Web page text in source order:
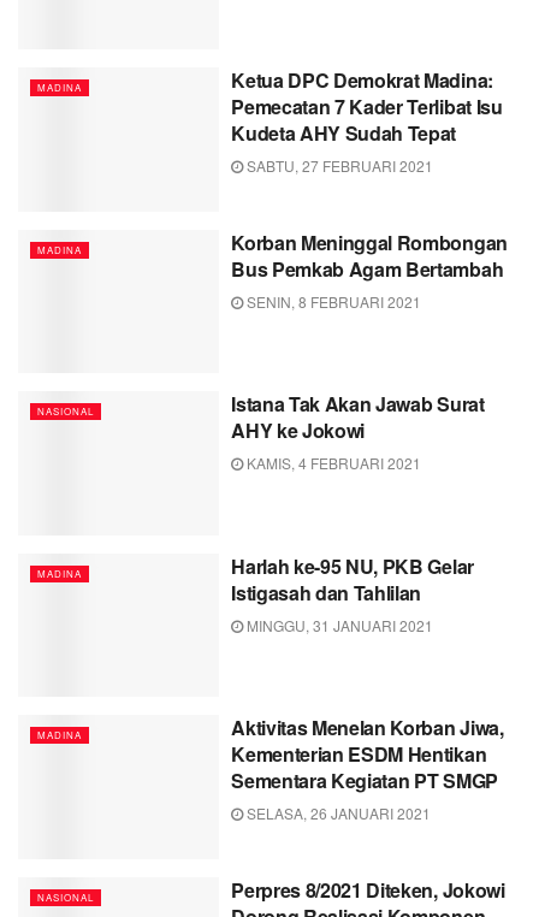
MADINA
Ketua DPC Demokrat Madina:
Pemecatan 7 Kader Terlibat Isu
Kudeta AHY Sudah Tepat
SABTU, 27 FEBRUARI 2021
MADINA
Korban Meninggal Rombongan
Bus Pemkab Agam Bertambah
SENIN, 8 FEBRUARI 2021
NASIONAL
Istana Tak Akan Jawab Surat
AHY ke Jokowi
KAMIS, 4 FEBRUARI 2021
MADINA
Harlah ke-95 NU, PKB Gelar
Istigasah dan Tahlilan
MINGGU, 31 JANUARI 2021
MADINA
Aktivitas Menelan Korban Jiwa,
Kementerian ESDM Hentikan
Sementara Kegiatan PT SMGP
SELASA, 26 JANUARI 2021
NASIONAL
Perpres 8/2021 Diteken, Jokowi